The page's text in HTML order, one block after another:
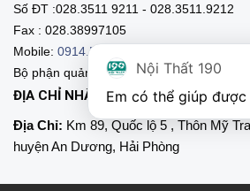
Số ĐT :028.3511 9211 - 028.3511.9212
Fax : 028.38997105
Mobile: 0914.515.659
Bộ phận quản lý đại lý các tỉnh phía
ĐỊA CHỈ NHÀ MÁY SẢN XUẤT
Địa Chỉ: Km 89, Quốc lộ 5 , Thôn Mỹ
huyện An Dương, Hải Phòng
Nội Thất 190